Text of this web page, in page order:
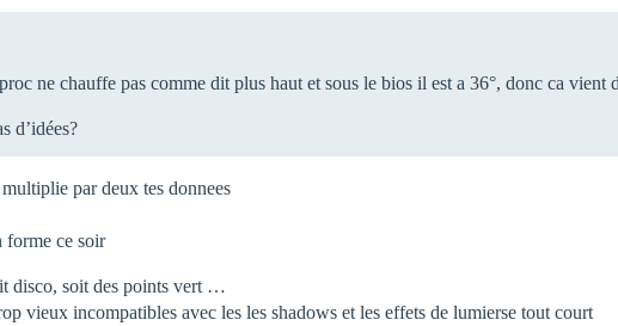
ne chauffe pas comme dit plus haut et sous le bios il est a 36°, donc ca vient
d’idées?
par deux tes donnees
forme ce soir
disco, soit des points vert …
vieux incompatibles avec les les shadows et les effets de lumierse tout court